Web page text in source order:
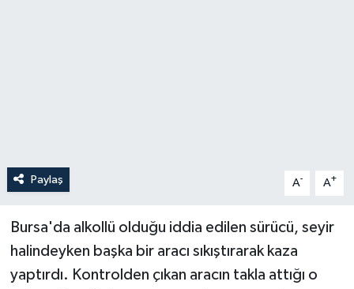
Paylaş A- A+
Bursa'da alkollü olduğu iddia edilen sürücü, seyir
halindeyken başka bir aracı sıkıştırarak kaza
yaptırdı. Kontrolden çıkan aracın takla attığı o